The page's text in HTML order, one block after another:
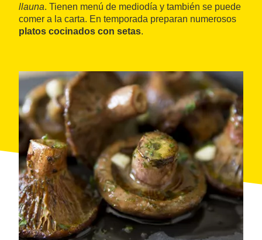
llauna. Tienen menú de mediodía y también se puede
comer a la carta. En temporada preparan numerosos
platos cocinados con setas.